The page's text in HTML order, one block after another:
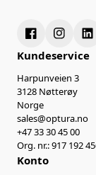
Kundeservice
Harpunveien 3
3128 Nøtterøy
Norge
sales@optura.no
+47 33 30 45 00
Org. nr.: 917 192
Konto